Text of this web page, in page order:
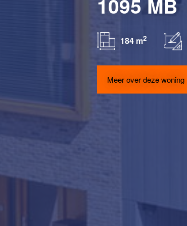
184 m2
Meer over deze woning